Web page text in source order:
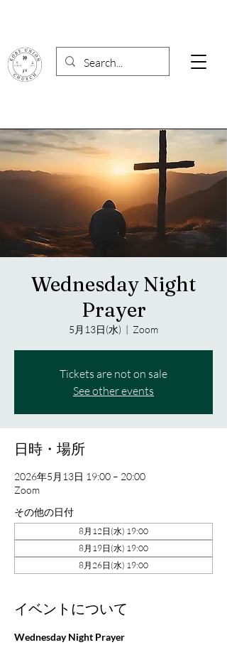
Wednesday Night
Prayer
5月13日(水)
  |
Zoom
Tickets are not on sale
See other events
日時・場所
2026年5月13日 19:00 – 20:00
Zoom
その他の日付
8月12日(水) 19:00
8月19日(水) 19:00
8月26日(水) 19:00
イベントについて
Wednesday Night Prayer